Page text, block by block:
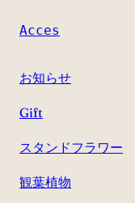
Acces
お知らせ
Gift
スタンドフラワー
観葉植物